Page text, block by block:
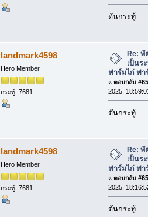
ดันกระทู้
landmark4598
Hero Member
กระทู้: 7681
Re: พั
เป็นร
ฟาร์มไก่ ฟา
« ตอบกลับ
2025,
ดันกระทู้
landmark4598
Hero Member
กระทู้: 7681
Re: พั
เป็นร
ฟาร์มไก่ ฟา
« ตอบกลับ
2025,
ดันกระทู้